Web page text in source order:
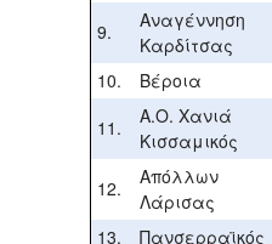
9.
Αναγέννηση
Καρδίτσας
10.
Βέροια
11.
Α.Ο. Χανιά
Κισσαμικός
12.
Απόλλων
Λάρισας
13.
Πανσερραϊκός